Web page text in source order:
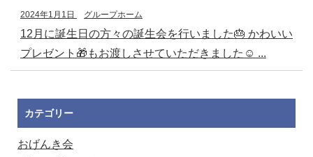
2024年1月1日 グループホーム
12月に誕生日の方々の誕生会を行いました🎂 かわいい
プレゼント🎁もお渡しさせていただきました☺️ ...
カテゴリー
おげんき会